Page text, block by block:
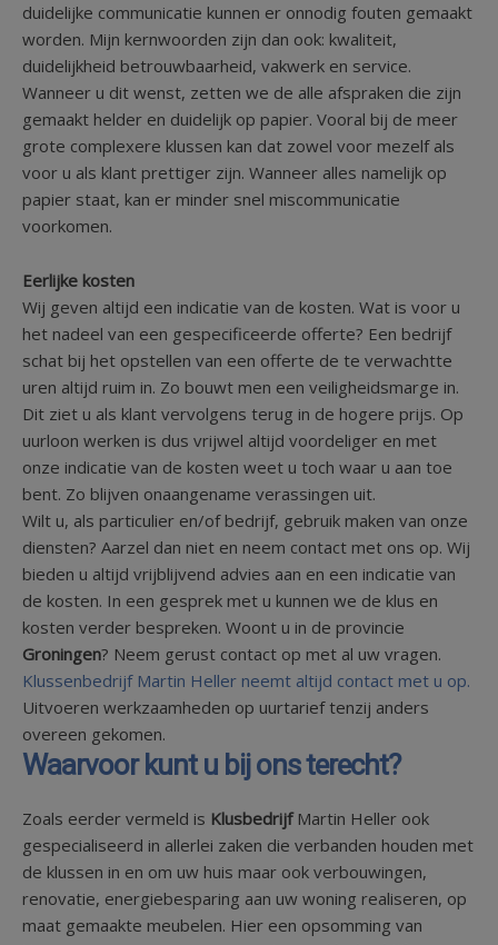
duidelijke communicatie kunnen er onnodig fouten gemaakt
worden. Mijn kernwoorden zijn dan ook: kwaliteit,
duidelijkheid betrouwbaarheid, vakwerk en service.
Wanneer u dit wenst, zetten we de alle afspraken die zijn
gemaakt helder en duidelijk op papier. Vooral bij de meer
grote complexere klussen kan dat zowel voor mezelf als
voor u als klant prettiger zijn. Wanneer alles namelijk op
papier staat, kan er minder snel miscommunicatie
voorkomen.
Eerlijke kosten
Wij geven altijd een indicatie van de kosten. Wat is voor u
het nadeel van een gespecificeerde offerte? Een bedrijf
schat bij het opstellen van een offerte de te verwachtte
uren altijd ruim in. Zo bouwt men een veiligheidsmarge in.
Dit ziet u als klant vervolgens terug in de hogere prijs. Op
uurloon werken is dus vrijwel altijd voordeliger en met
onze indicatie van de kosten weet u toch waar u aan toe
bent. Zo blijven onaangename verassingen uit.
Wilt u, als particulier en/of bedrijf, gebruik maken van onze
diensten? Aarzel dan niet en neem contact met ons op. Wij
bieden u altijd vrijblijvend advies aan en een indicatie van
de kosten. In een gesprek met u kunnen we de klus en
kosten verder bespreken. Woont u in de provincie
Groningen? Neem gerust contact op met al uw vragen.
Klussenbedrijf Martin Heller neemt altijd contact met u op.
Uitvoeren werkzaamheden op uurtarief tenzij anders
overeen gekomen.
Waarvoor kunt u bij ons terecht?
Zoals eerder vermeld is KlusbedrijfMartin Heller ook
gespecialiseerd in allerlei zaken die verbanden houden met
de klussen in en om uw huis maar ook verbouwingen,
renovatie, energiebesparing aan uw woning realiseren, op
maat gemaakte meubelen. Hier een opsomming van